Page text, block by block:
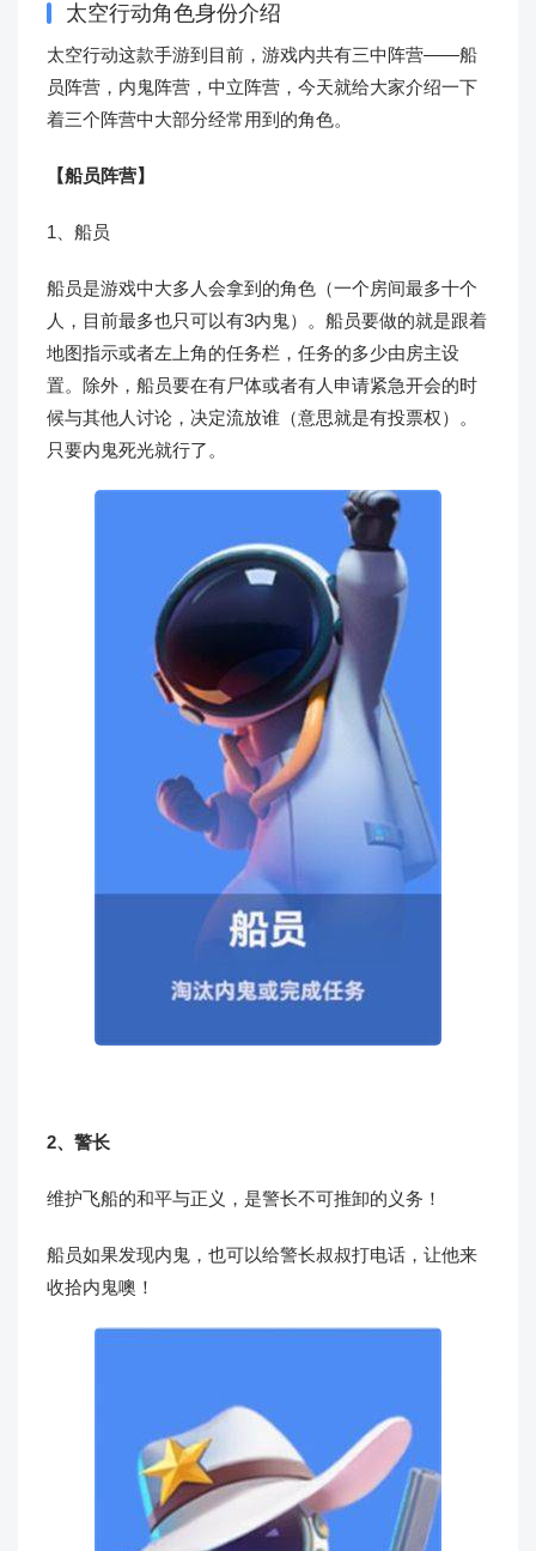
太空行动角色身份介绍
太空行动这款手游到目前，游戏内共有三中阵营——船
员阵营，内鬼阵营，中立阵营，今天就给大家介绍一下
着三个阵营中大部分经常用到的角色。
【船员阵营】
1、船员
船员是游戏中大多人会拿到的角色（一个房间最多十个
人，目前最多也只可以有3内鬼）。船员要做的就是跟着
地图指示或者左上角的任务栏，任务的多少由房主设
置。除外，船员要在有尸体或者有人申请紧急开会的时
候与其他人讨论，决定流放谁（意思就是有投票权）。
只要内鬼死光就行了。
2、警长
维护飞船的和平与正义，是警长不可推卸的义务！
船员如果发现内鬼，也可以给警长叔叔打电话，让他来
收拾内鬼噢！